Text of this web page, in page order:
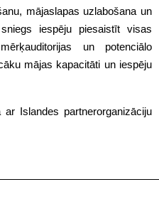
mājaslapas uzlabošana un
iespēju piesaistīt visas
un potenciālo
mājas kapacitāti un iespēju
Islandes partnerorganizāciju